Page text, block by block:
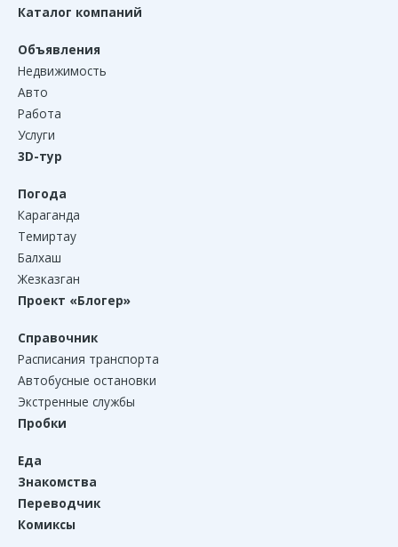
Каталог компаний
Объявления
Недвижимость
Авто
Работа
Услуги
3D-тур
Погода
Караганда
Темиртау
Балхаш
Жезказган
Проект «Блогер»
Справочник
Расписания транспорта
Автобусные остановки
Экстренные службы
Пробки
Еда
Знакомства
Переводчик
Комиксы